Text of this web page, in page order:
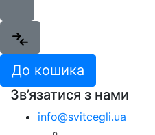
До кошика
Зв’язатися з нами
info@svitcegli.ua